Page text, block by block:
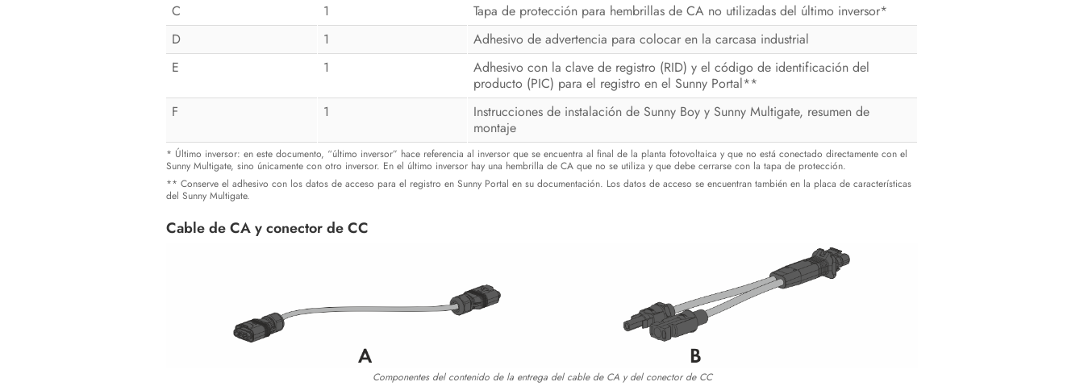
C
1
Tapa de protección para hembrillas de CA no utilizadas del último inversor*
D
1
Adhesivo de advertencia para colocar en la carcasa industrial
E
1
Adhesivo con la clave de registro (RID) y el código de identificación del
producto (PIC) para el registro en el Sunny Portal**
F
1
Instrucciones de instalación de Sunny Boy y Sunny Multigate, resumen de
montaje
* Último inversor: en este documento, “último inversor” hace referencia al inversor que se encuentra al final de la planta fotovoltaica y que no está conectado directamente con el
Sunny Multigate, sino únicamente con otro inversor. En el último inversor hay una hembrilla de CA que no se utiliza y que debe cerrarse con la tapa de protección.
** Conserve el adhesivo con los datos de acceso para el registro en Sunny Portal en su documentación. Los datos de acceso se encuentran también en la placa de características
del Sunny Multigate.
Cable de CA y conector de CC
Componentes del contenido de la entrega del cable de CA y del conector de CC